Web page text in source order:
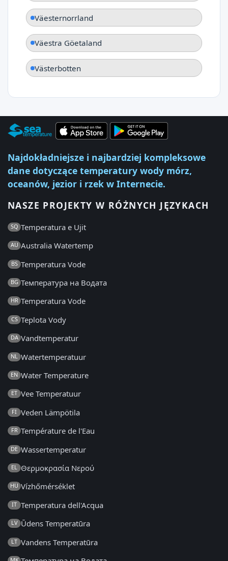
Väesternorrland
Väestra Göetaland
Västerbotten
Najdokładniejsze i najbardziej kompleksowe
dane dotyczące temperatury wody mórz,
oceanów, jezior i rzek w Internecie.
NASZE PROJEKTY W RÓŻNYCH JĘZYKACH
SQ Temperatura e Ujit
AU Australia Watertemp
BS Temperatura Vode
BG Температура на Водата
HR Temperatura Vode
CS Teplota Vody
DA Vandtemperatur
NL Watertemperatuur
EN Water Temperature
ET Vee Temperatuur
FI Veden Lämpötila
FR Température de l'Eau
DE Wassertemperatur
EL Θερμοκρασία Νερού
HU Vízhőmérséklet
IT Temperatura dell'Acqua
LV Ūdens Temperatūra
LT Vandens Temperatūra